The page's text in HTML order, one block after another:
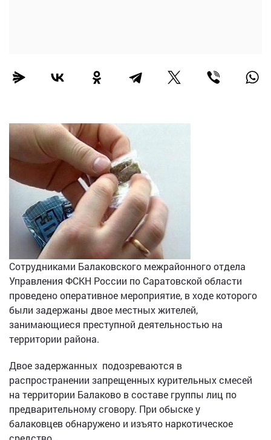
Сотрудниками Балаковского межрайонного отдела
Управления ФСКН России по Саратовской области
проведено оперативное мероприятие, в ходе которого
были задержаны двое местных жителей,
занимающиеся преступной деятельностью на
территории района.
Двое задержанных подозреваются в
распространении запрещенных курительных смесей
на территории Балаково в составе группы лиц по
предварительному сговору. При обыске у
балаковцев обнаружено и изъято наркотическое